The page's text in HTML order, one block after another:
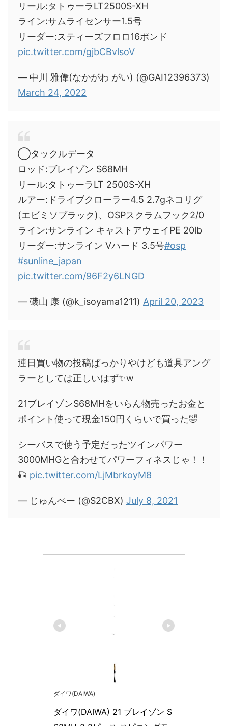
リール:タトゥーラLT2500S-XH
ライン:サムライセンサー1.5号
リーダー:スティーズフロロ16ポンド
pic.twitter.com/gjbCBvlsoV
— 中川 雅偉(なかがわ がい) (@GAI12396373)
March 24, 2022
◯タックルデータ
ロッド:ブレイゾン S68MH
リール:タトゥーラLT 2500S-XH
ルアー:ドライブクローラー4.5 2.7gネコリグ
(エビミソブラック)、OSPスクラムフック2/0
ライン:サンライン キャストアウェイPE 20lb
リーダー:サンライン Vハード 3.5号#osp
#sunline_japan
pic.twitter.com/96F2y6LNGD
— 磯山 康 (@k_isoyama1211) April 20, 2023
連日買い物の投稿ばっかりやけども道具アング
ラーとしては正しいはず✨w
21ブレイゾンS68MHをいらん物売ったお金と
ポイント使って現金150円くらいで買った🤣
シーバスで使う予定だったツインパワー
3000MHGと合わせてパワーフィネスじゃ！！
🎣 pic.twitter.com/LjMbrkoyM8
— じゅんぺー (@S2CBX) July 8, 2021
ダイワ(DAIWA)
ダイワ(DAIWA) 21 ブレイゾン S